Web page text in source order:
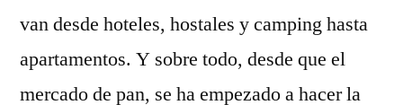
van desde hoteles, hostales y camping hasta
apartamentos. Y sobre todo, desde que el
mercado de pan, se ha empezado a hacer la